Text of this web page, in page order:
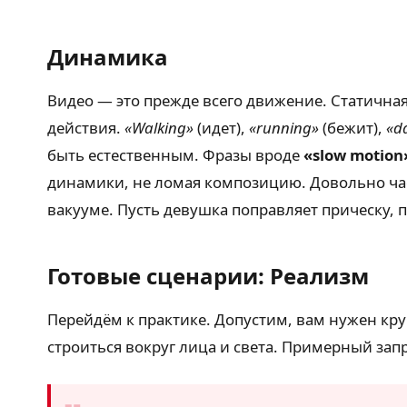
Динамика
Видео — это прежде всего движение.
действия. «Walking»(идет), «running»(бежит),
быть естественным. Фразы вроде«slow
динамики, не ломая композицию. Довольно
вакууме. Пусть девушка поправляет прическу,
Готовые сценарии: Реализм
Перейдём к практике. Допустим, вам нужен
строиться вокруг лица и света. Примерный